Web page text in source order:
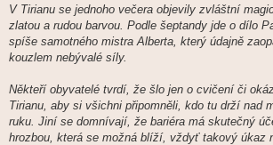
í
p
ě
e
V Tirianu se jednoho večera objevily zvláštní
zlatou a rudou barvou. Podle šeptandy jde o dílo
spíše samotného mistra Alberta, který údajně
kouzlem nebývalé síly.
Někteří obyvatelé tvrdí, že šlo jen o cvičení či
Tirianu, aby si všichni připomněli, kdo tu drží nad
ruku. Jiní se domnívají, že bariéra má skutečný
hrozbou, která se možná blíží, vždyť takový úkaz